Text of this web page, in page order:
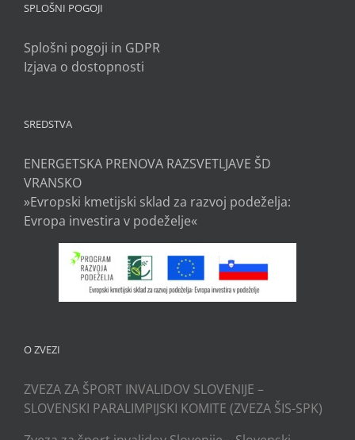
SPLOŠNI POGOJI
Splošni pogoji in GDPR
Izjava o dostopnosti
SREDSTVA
ENERGETSKA PRENOVA RAZSVETLJAVE ŠD
VRANSKO
»Evropski kmetijski sklad za razvoj podeželja:
Evropa investira v podeželje«
O ZVEZI
ZVEZA ZA ŠPORT INVALIDOV SLOVENIJE –
SLOVENSKI PARALIMPIJSKI KOMITE (ZVEZA ŠIS-SPK)